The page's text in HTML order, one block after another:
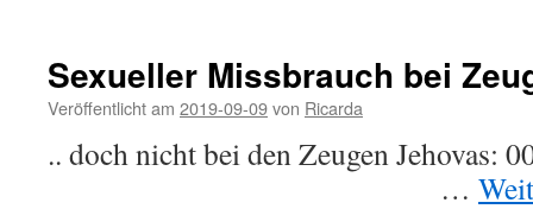
Sexueller Missbrauch bei
Veröffentlicht am 2019-09-09von Ricarda
.. doch nicht bei den Zeugen
…